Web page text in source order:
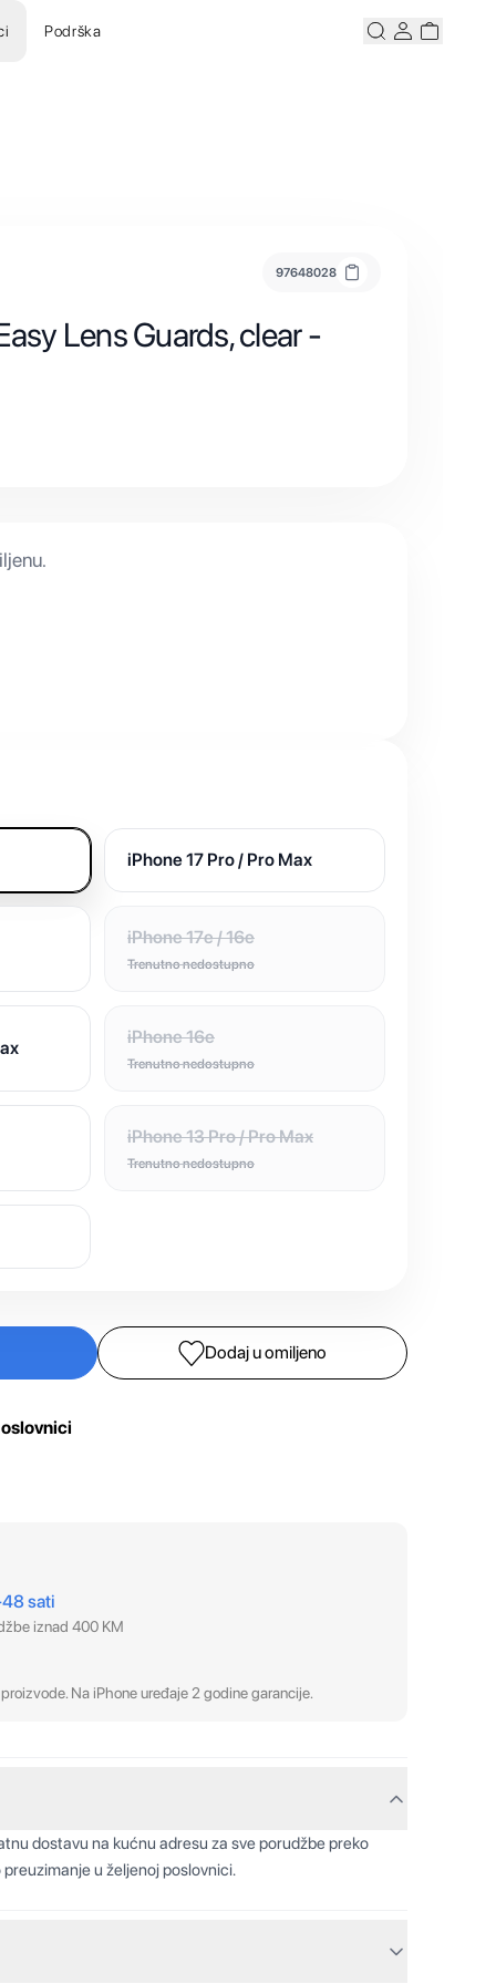
Podrška PretražiKorisnicki
97648028
Lens Guards, clear -
iPhone 17 Pro / Pro Max
iPhone 17e / 16e
Trenutno nedostupno
iPhone 16e
Trenutno nedostupno
iPhone 13 Pro / Pro Max
Trenutno nedostupno
Dodaj u omiljeno
sati
iznad 400 KM
Na iPhone uređaje 2 godine garancije.
dostavu na kućnu adresu za sve porudžbe preko
u željenoj poslovnici.